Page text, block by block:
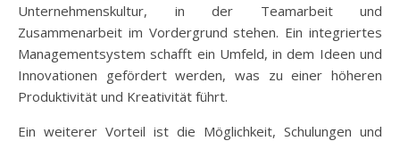
Unternehmenskultur, in der Teamarbeit und
Zusammenarbeit im Vordergrund stehen. Ein integriertes
Managementsystem schafft ein Umfeld, in dem Ideen und
Innovationen gefördert werden, was zu einer höheren
Produktivität und Kreativität führt.
Ein weiterer Vorteil ist die Möglichkeit, Schulungen und